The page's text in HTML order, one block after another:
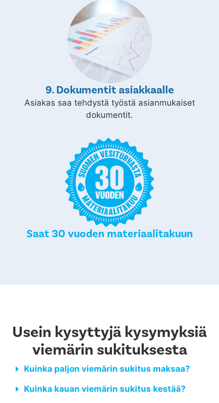
9. Dokumentit asiakkaalle
Asiakas saa tehdystä työstä asianmukaiset
dokumentit.
Saat 30 vuoden materiaalitakuun
Usein kysyttyjä kysymyksiä
viemärin sukituksesta
Kuinka paljon viemärin sukitus maksaa?
Kuinka kauan viemärin sukitus kestää?